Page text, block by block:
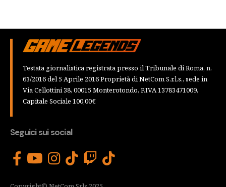
Testata giornalistica registrata presso il Tribunale di Roma, n.
63/2016 del 5 Aprile 2016 Proprietà di NetCom S.r.l.s., sede in
Via Cellottini 38, 00015 Monterotondo, P.IVA 13783471009,
Capitale Sociale 100,00€
Seguici sui social